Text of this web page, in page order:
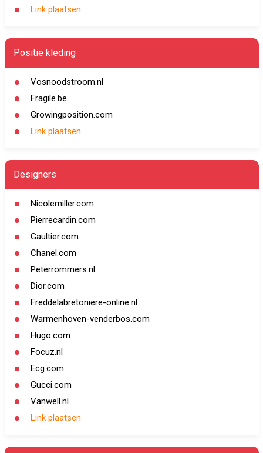
Link plaatsen
Positie kleding
Vosnoodstroom.nl
Fragile.be
Growingposition.com
Link plaatsen
Designers
Nicolemiller.com
Pierrecardin.com
Gaultier.com
Chanel.com
Peterrommers.nl
Dior.com
Freddelabretoniere-online.nl
Warmenhoven-venderbos.com
Hugo.com
Focuz.nl
Ecg.com
Gucci.com
Vanwell.nl
Link plaatsen